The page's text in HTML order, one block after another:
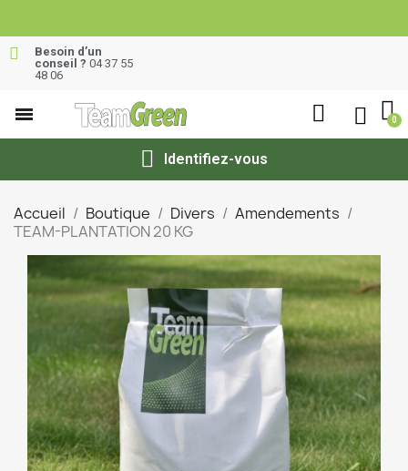
Besoin d’un
conseil ? 04 37 55
48 06
Identifiez-vous
Accueil Boutique Divers
Amendements
TEAM-PLANTATION 20 KG